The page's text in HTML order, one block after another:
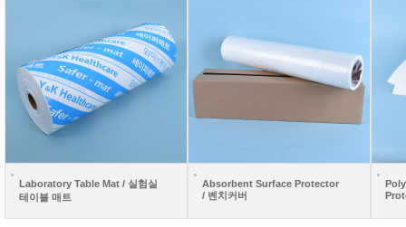
Laboratory Table Mat / 실험실
테이블 매트
Absorbent Surface Protector
/ 벤치커버